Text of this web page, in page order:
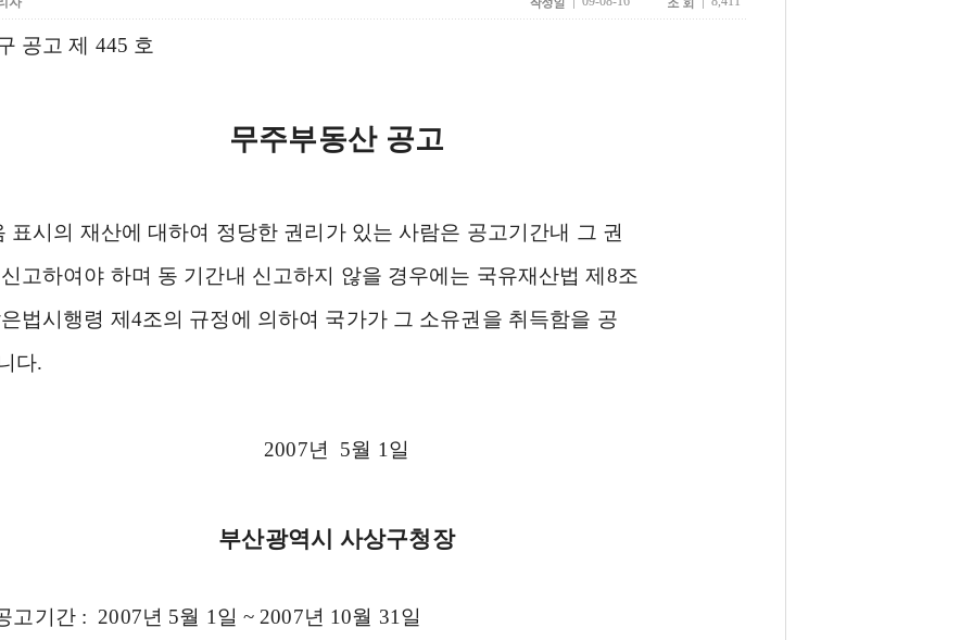
공고 제 445 호
무주부동산 공고
표시의 재산에 대하여 정당한 권리가 있는 사람은 공고기간내 그 권
고하여야 하며 동 기간내 신고하지 않을 경우에는 국유재산법 제8조
법시행령 제4조의 규정에 의하여 국가가 그 소유권을 취득함을 공
다.
2007년 5월 1일
부산광역시 사상구청장
고기간 : 2007년 5월 1일 ~ 2007년 10월 31일